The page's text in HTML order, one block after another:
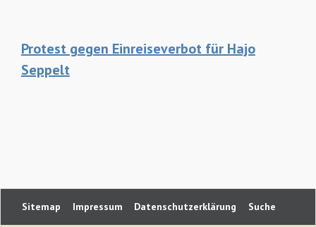
Protest gegen Einreiseverbot für Hajo
Seppelt
Navigation
Sitemap Impressum Datenschutzerklärung Suche